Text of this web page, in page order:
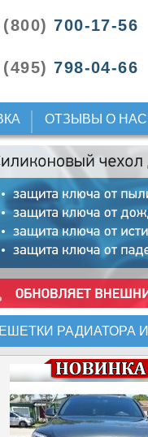
700-17-56
798-04-66
ОТЗЫВЫ О НАС
РАДИАТОРА